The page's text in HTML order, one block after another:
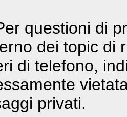
questioni di
dei topic di
di telefono,
privati.